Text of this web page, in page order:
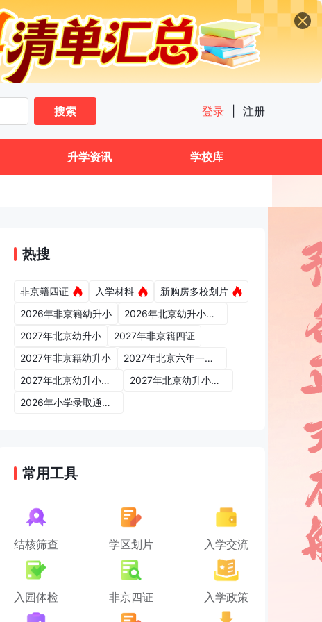
搜索
登录 注册
升学资讯 学校库
热搜
非京籍四证 入学材料
新购房多校划片
2026年非京籍幼升小
2026年北京幼升小入学政策
2027年北京幼升小
2027年非京籍四证
2027年非京籍幼升小
2027年北京六年一学位政策
2027年北京幼升小六年一学位政策
2027年北京幼升小入学政策
2026年小学录取通知书
常用工具
结核筛查 学区划片 入学交流
入园体检 非京四证 入学政策